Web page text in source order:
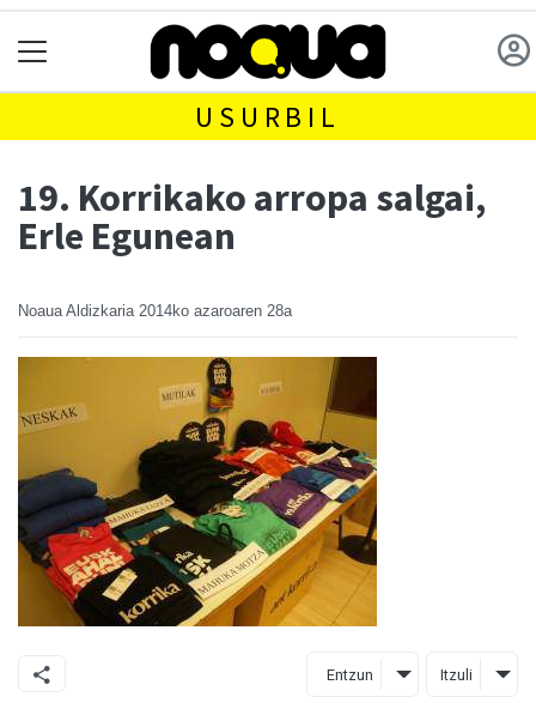
USURBIL
19. Korrikako arropa salgai,
Erle Egunean
Noaua Aldizkaria 2014ko azaroaren 28a
Entzun Itzuli